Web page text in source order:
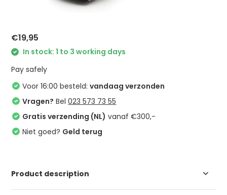
€19,95
In stock: 1 to 3 working days
Pay safely
Voor 16:00 besteld:vandaag verzonden
Vragen? Bel023 573 73 55
Gratis verzending (NL) vanaf €300,-
Niet goed? Geld terug
Product description